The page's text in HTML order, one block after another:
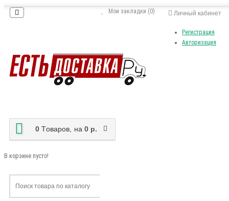
Личный кабинет
Регистрация
Авторизация
Мои закладки (0)
0 Tоваров, на 0 р.
В корзине пусто!